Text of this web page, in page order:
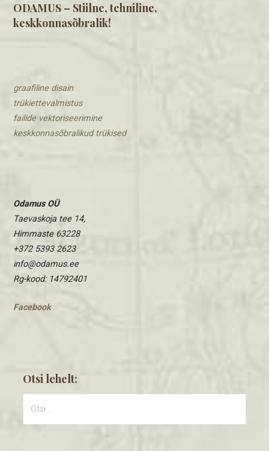
ODAMUS – Stiilne, tehniline,
keskkonnasõbralik!
graafiline disain
trükiettevalmistus
​failide vektoriseerimine
keskkonnasõbralikud trükised
Odamus OÜ
Taevaskoja tee 14,
Himmaste 63228
+372 5393 2623
info@odamus.ee
Rg-kood: 14792401
Facebook
Otsi lehelt: